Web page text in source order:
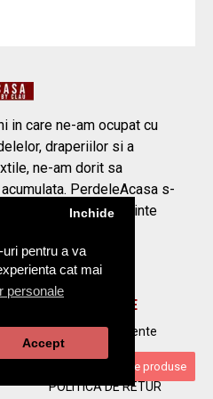
pentru a va
cat mai
personale
Inchide
Accept
in care ne-am ocupat cu
draperiilor si a
ne-am dorit sa
PerdeleAcasa s-
adaptare la noile tendinte
PRODUSE
Intrebari frecvente
LIVRARE
POLITICA DE RETUR
Filtrare produse